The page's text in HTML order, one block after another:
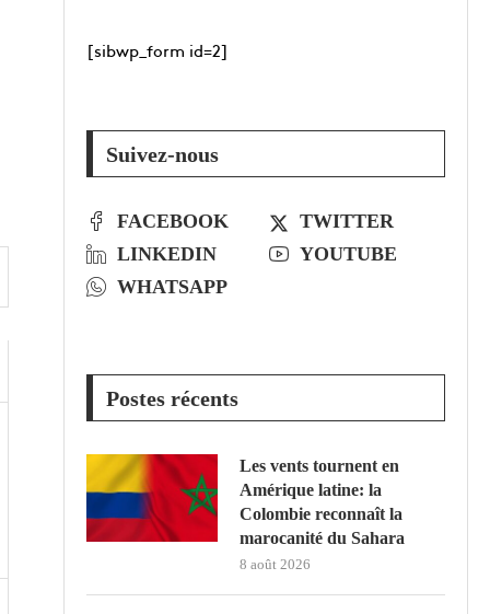
[sibwp_form id=2]
Suivez-nous
FACEBOOK
TWITTER
LINKEDIN
YOUTUBE
WHATSAPP
Postes récents
Les vents tournent en
Amérique latine: la
Colombie reconnaît la
marocanité du Sahara
8 août 2026